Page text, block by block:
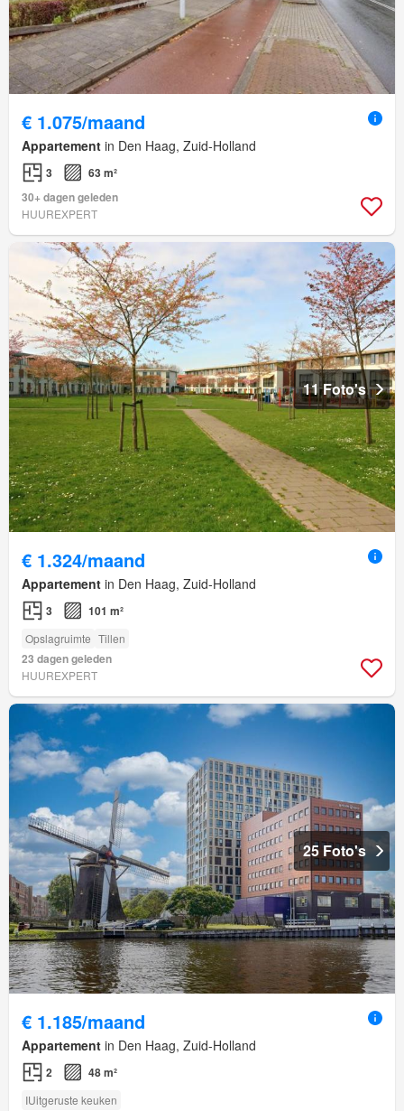
€ 1.075/maand
Appartement in Den Haag, Zuid-Holland
3
63 m²
30+ dagen geleden
HUUREXPERT
11 Foto's
€ 1.324/maand
Appartement in Den Haag, Zuid-Holland
3 101 m²
Opslagruimte Tillen
23 dagen geleden
HUUREXPERT
25 Foto's
€ 1.185/maand
Appartement in Den Haag, Zuid-Holland
2 48 m²
IUitgeruste keuken